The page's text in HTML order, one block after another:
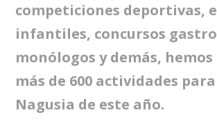
competiciones deportivas,
infantiles, concursos
monólogos y demás,
más de 600 actividades
Nagusia de este año.